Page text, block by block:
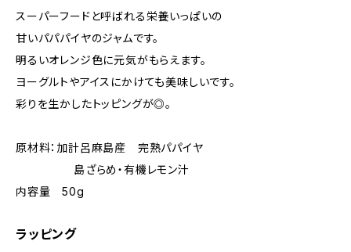
スーパーフードと呼ばれる栄養いっぱいの
甘いパパパイヤのジャムです。
明るいオレンジ色に元気がもらえます。
ヨーグルトやアイスにかけても美味しいです。
彩りを生かしたトッピングが◎。
原材料：加計呂麻島産 完熟パパイヤ
島ざらめ・有機レモン汁
内容量 50g
ラッピング